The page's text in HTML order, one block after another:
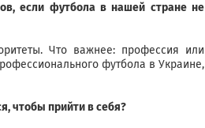
если футбола в нашей стране не
Что важнее: профессия или
футбола в Украине,
чтобы прийти в себя?